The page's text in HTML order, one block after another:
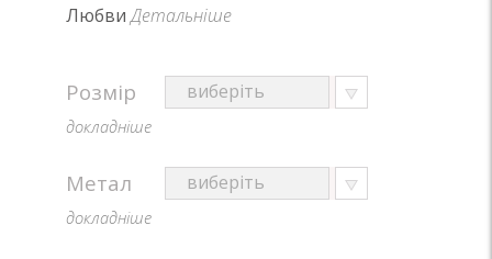
ЛюбвиДетальніше
Розмір
докладніше
Метал
докладніше